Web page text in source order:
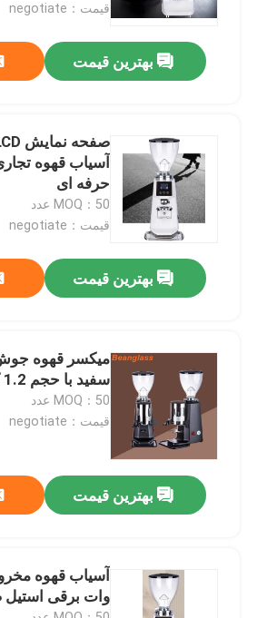
محصولات
نمایش VR
درباره ما
کنترل کیفیت
با ما تماس بگیرید
موارد
آسیاب قهوه Burr
قیمت：negotiate
بهترین قیمت
حرفه ای
MOQ：50 عدد
قیمت：negotiate
بهترین قیمت
میکسر قهوه جوش
سفید با حجم 1.2 کیلوگرم
MOQ：50 عدد
قیمت：negotiate
بهترین قیمت
وات برقی